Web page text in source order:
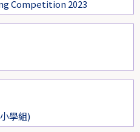
Competition 2023
學組)